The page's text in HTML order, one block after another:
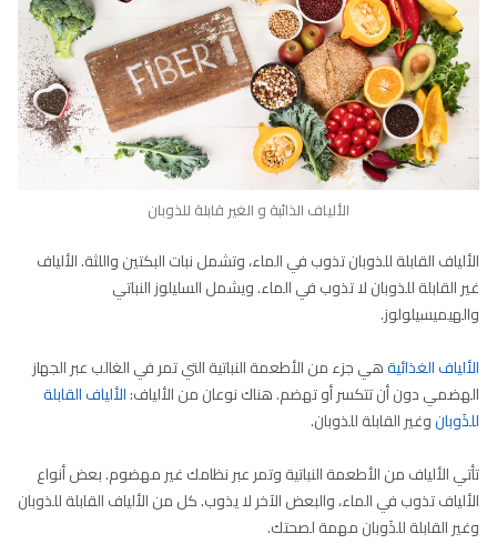
الألياف الذائبة و الغير قابلة للذوبان
الألياف القابلة للذوبان تذوب في الماء، وتشمل نبات البكتين واللثة. الألياف
غير القابلة للذوبان لا تذوب في الماء. ويشمل السليلوز النباتي
والهيميسيلولوز.
الألياف الغذائيةهي جزء من الأطعمة النباتية التي تمر في الغالب عبر الجهاز
الهضمي دون أن تتكسر أو تهضم. هناك نوعان من الألياف:الألياف القابلة
للذَوبانوغير القابلة للذوبان.
تأتي الألياف من الأطعمة النباتية وتمر عبر نظامك غير مهضوم. بعض أنواع
الألياف تذوب في الماء، والبعض الآخر لا يذوب. كل من الألياف القابلة للذوبان
وغير القابلة للذَوبان مهمة لصحتك.